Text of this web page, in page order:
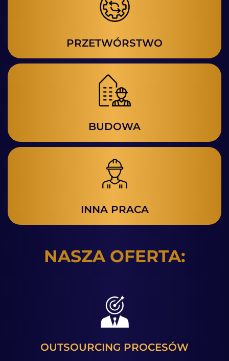
PRZETWÓRSTWO
BUDOWA
INNA PRACA
NASZA OFERTA:
OUTSOURCING PROCESÓW